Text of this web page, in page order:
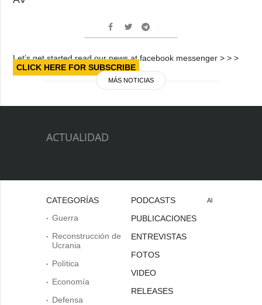
Let’s get started read our news at facebook messenger > > >
CLICK HERE FOR SUBSCRIBE
MÁS NOTICIAS
ACTUALIDAD
CATEGORÍAS
Guerra
Reconstrucción de
Ucrania
Política
Economía
Defensa
PODCASTS
PUBLICACIONES
ENTREVISTAS
FOTOS
VIDEO
RELEASES
Al